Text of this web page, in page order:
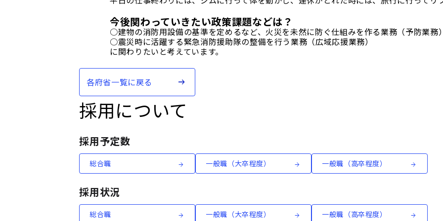
今後関わっていきたい政策課題などは？
○建物の消防用設備の基準を定めるなど、火災を未然に防ぐ仕組みを作る業務（予防業務）
○震災時に活躍する緊急消防援助隊の整備を行う業務（広域応援業務）
に関わりたいと考えています。
各府省一覧に戻る
採用について
採用予定数
総合職 一般職（大卒程度） 一般職（高卒程度）
採用状況
総合職 一般職（大卒程度） 一般職（高卒程度）